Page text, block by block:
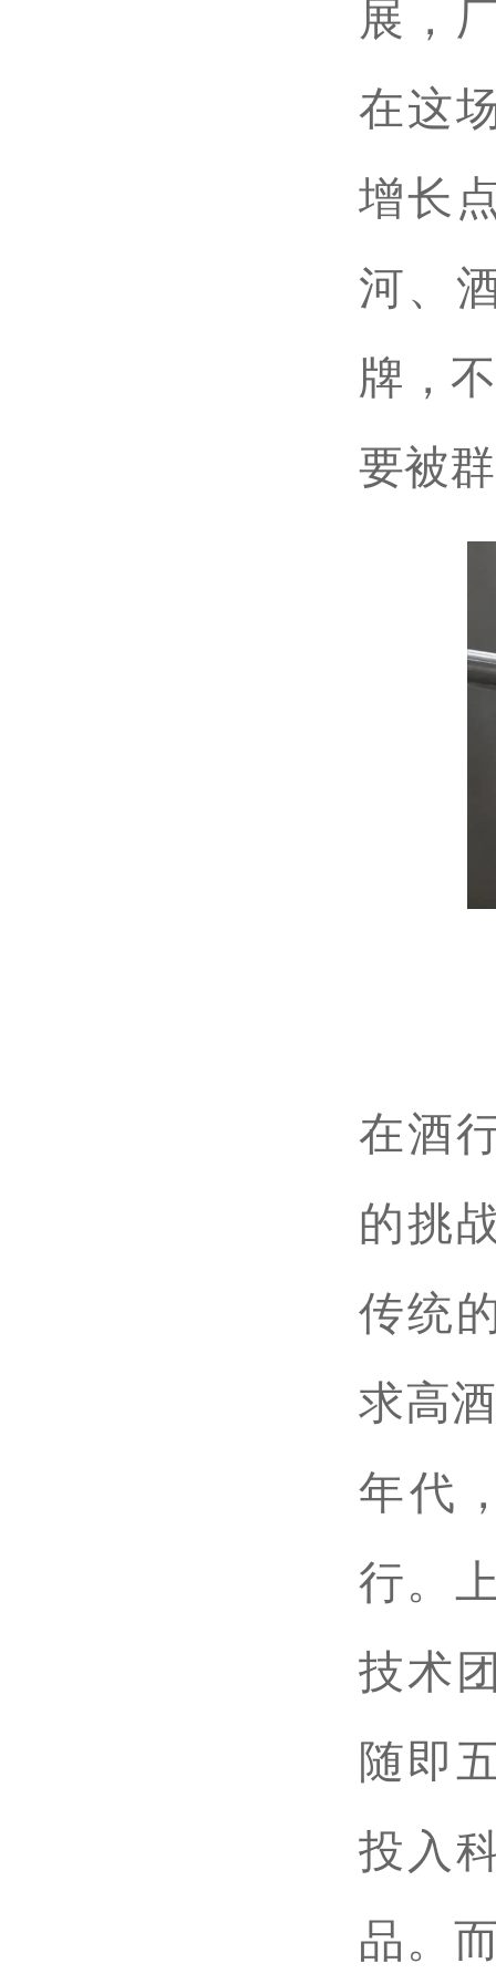
展，
在这
增长
河、
牌，
要被
在酒
的挑
传统
求高
年代
行。
技术
随即
投入
品。